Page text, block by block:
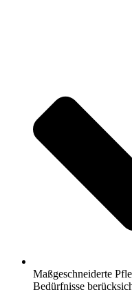
Maßgeschneiderte
Bedürfnisse